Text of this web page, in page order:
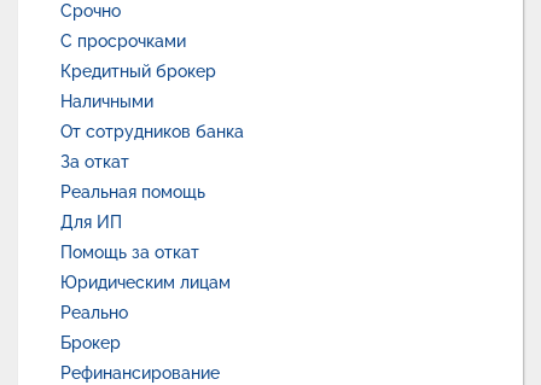
Срочно
С просрочками
Кредитный брокер
Наличными
От сотрудников банка
За откат
Реальная помощь
Для ИП
Помощь за откат
Юридическим лицам
Реально
Брокер
Рефинансирование